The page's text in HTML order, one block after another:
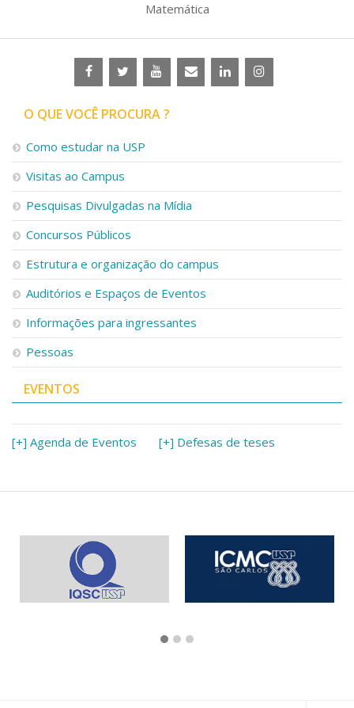
Matemática
O QUE VOCÊ PROCURA ?
Como estudar na USP
Visitas ao Campus
Pesquisas Divulgadas na Mídia
Concursos Públicos
Estrutura e organização do campus
Auditórios e Espaços de Eventos
Informações para ingressantes
Pessoas
EVENTOS
[+] Agenda de Eventos [+] Defesas de teses